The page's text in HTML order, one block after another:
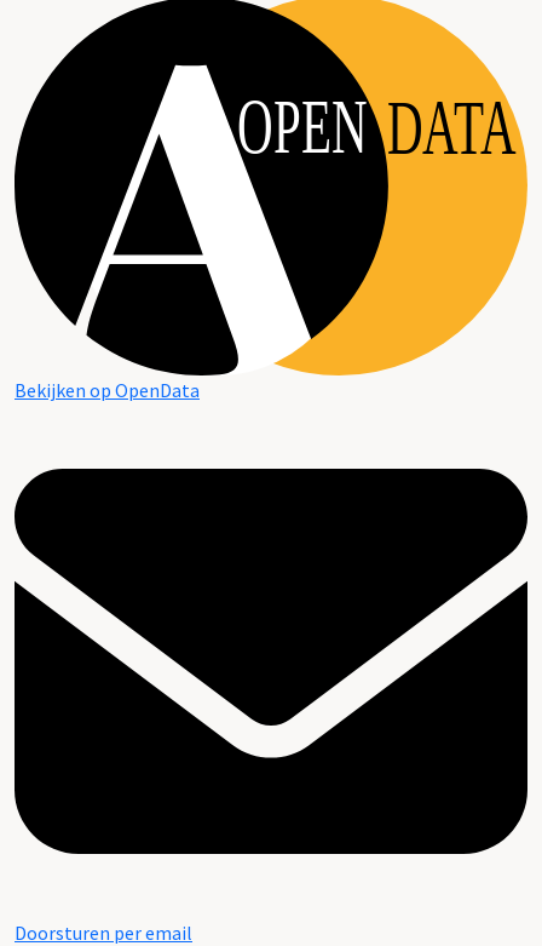
OPEN DATA
Bekijken op OpenData
Doorsturen per email